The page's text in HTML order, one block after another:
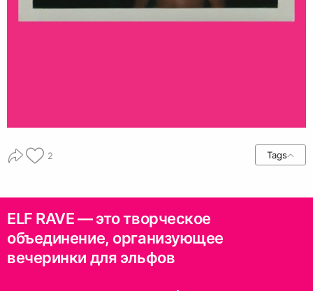
2 Tags
ELF RAVE — это творческое
объединение, организующее
вечеринки для эльфов